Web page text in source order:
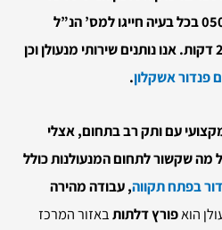
בכל בעיה חייגו למס’ הנ”ל
אצלכם תוך 20 דקות. אנו נותנים שירותי מנעולן וכן
פנדור אשקלון.
עם ותק רב בתחום, אצלי
מה שקשור לתחום המנעולנות כולל
בפתח תקווה, עבודה מהירה
הואפורץ דלתותבאזור המרכז